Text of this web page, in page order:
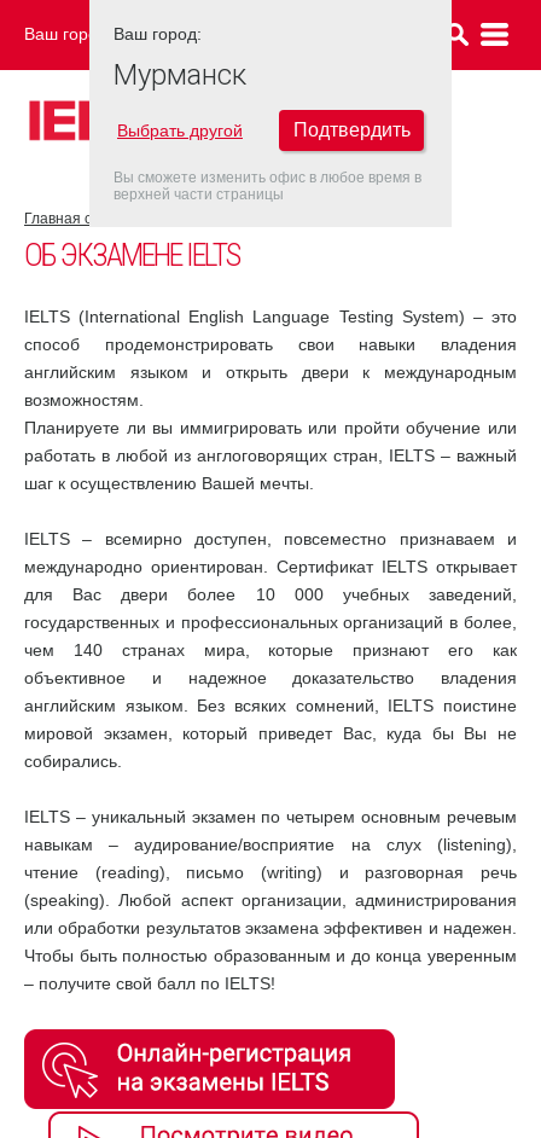
Ваш город: МУРМАНСК
Главная страница
ОБ ЭКЗАМЕНЕ IELTS
IELTS (International English Language Testing System) – это
способ продемонстрировать свои навыки владения
английским языком и открыть двери к международным
возможностям.
Планируете ли вы иммигрировать или пройти обучение или
работать в любой из англоговорящих стран, IELTS – важный
шаг к осуществлению Вашей мечты.
IELTS – всемирно доступен, повсеместно признаваем и
международно ориентирован. Сертификат IELTS открывает
для Вас двери более 10 000 учебных заведений,
государственных и профессиональных организаций в более,
чем 140 странах мира, которые признают его как
объективное и надежное доказательство владения
английским языком. Без всяких сомнений, IELTS поистине
мировой экзамен, который приведет Вас, куда бы Вы не
собирались.
IELTS – уникальный экзамен по четырем основным речевым
навыкам – аудирование/восприятие на слух (listening),
чтение (reading), письмо (writing) и разговорная речь
(speaking). Любой аспект организации, администрирования
или обработки результатов экзамена эффективен и надежен.
Чтобы быть полностью образованным и до конца уверенным
– получите свой балл по IELTS!
Ваш город:
Мурманск
Выбрать другой Подтвердить
Вы сможете изменить офис в любое время в
верхней части страницы